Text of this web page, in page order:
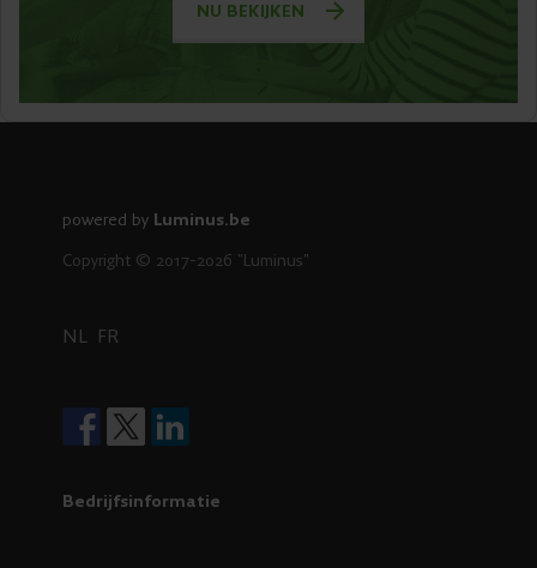
NU BEKIJKEN
powered by Luminus.be
Copyright © 2017-2026 "Luminus"
NL FR
Bedrijfsinformatie